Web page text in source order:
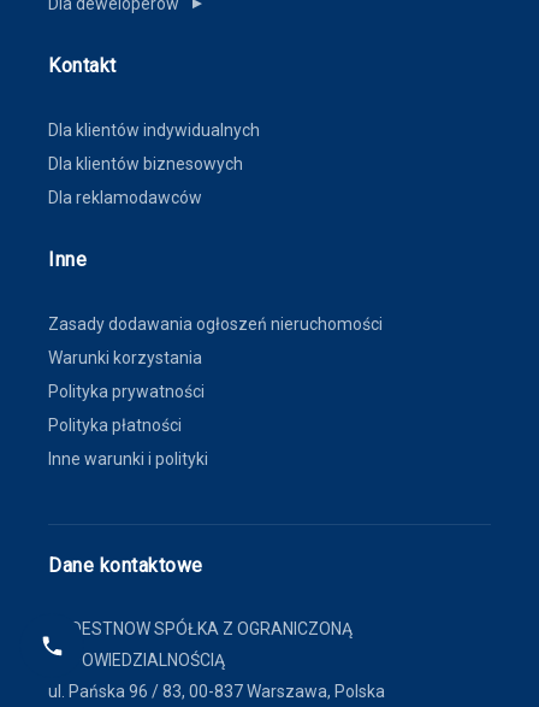
Dla deweloperów ▼
Kontakt
Dla klientów indywidualnych
Dla klientów biznesowych
Dla reklamodawców
Inne
Zasady dodawania ogłoszeń nieruchomości
Warunki korzystania
Polityka prywatności
Polityka płatności
Inne warunki i polityki
Dane kontaktowe
FINDESTNOW SPÓŁKA Z OGRANICZONĄ
ODPOWIEDZIALNOŚCIĄ
ul. Pańska 96 / 83, 00-837 Warszawa, Polska